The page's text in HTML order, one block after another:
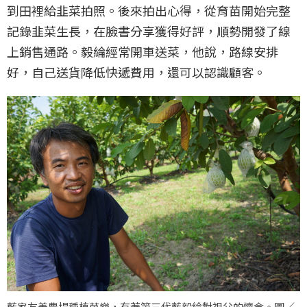
到田裡給韭菜拍照。後來拍出心得，從育苗開始完整
記錄韭菜生長，在臉書分享獲得好評，順勢開發了線
上銷售通路。毅綸經常開車送菜，他說，路線安排
好，自己送貨降低快遞費用，還可以認識顧客。